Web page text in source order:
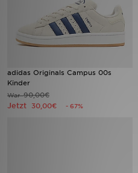
adidas Originals Campus 00s
Kinder
War90,00€
Jetzt 30,00€ - 67%
Filialfinder
Mein JD
Meine Nachrichten
Bestellverfolgung